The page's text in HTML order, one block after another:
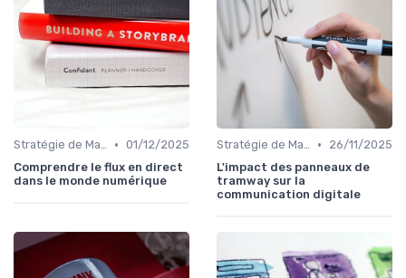
Stratégie de Marketing Digital • 01/12/2025
Comprendre le flux en direct
dans le monde numérique
Stratégie de Marketing Digital •
26/11/2025
L'impact des panneaux de
tramway sur la
communication digitale